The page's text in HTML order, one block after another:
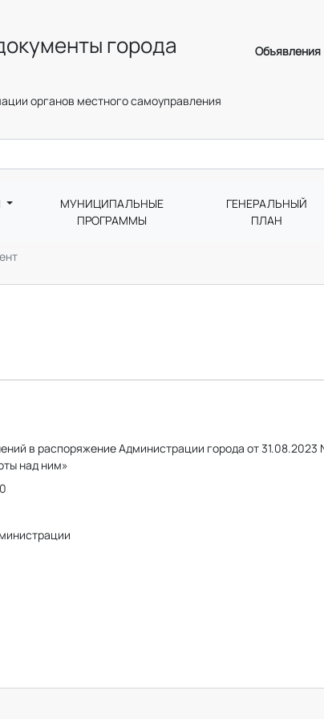
города
органов местного самоуправления
Объявления
МУНИЦИПАЛЬНЫЕ
ПРОГРАММЫ
ГЕНЕРАЛЬНЫЙ
ПЛАН
в распоряжение Администрации города от
над ним»